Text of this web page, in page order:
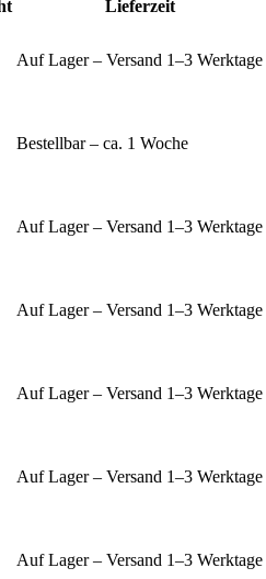
Lieferzeit
Auf Lager – Versand 1–3 Werktage
Bestellbar – ca. 1 Woche
Auf Lager – Versand 1–3 Werktage
Auf Lager – Versand 1–3 Werktage
Auf Lager – Versand 1–3 Werktage
Auf Lager – Versand 1–3 Werktage
Auf Lager – Versand 1–3 Werktage